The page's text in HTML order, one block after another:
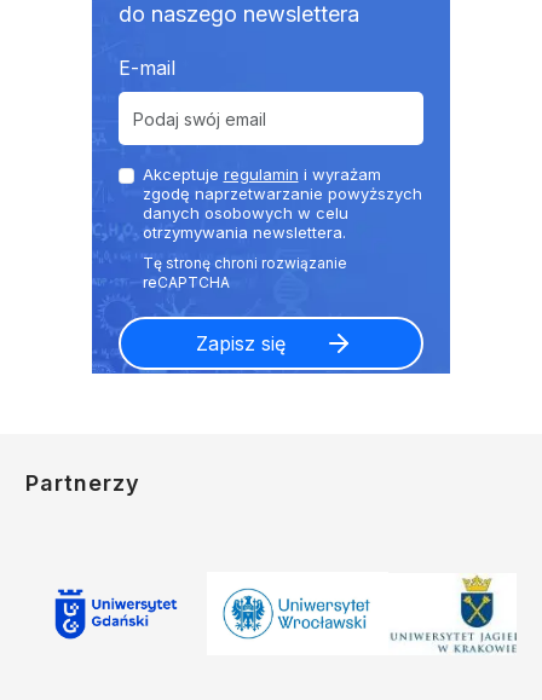
do naszego newslettera
E-mail
Akceptuje regulamin i wyrażam
zgodę naprzetwarzanie powyższych
danych osobowych w celu
otrzymywania newslettera.
Partnerzy